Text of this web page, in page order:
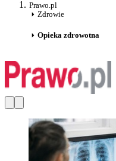
Prawo.pl
Zdrowie
Opieka zdrowotna